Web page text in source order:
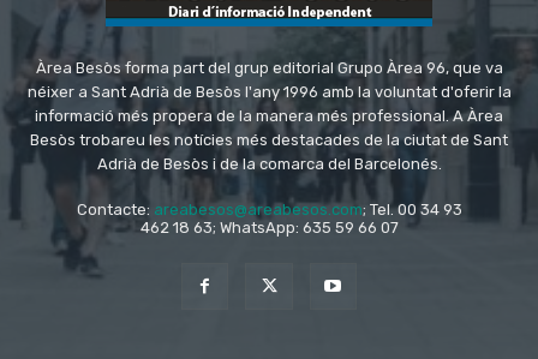
Àrea Besòs forma part del grup editorial Grupo Àrea 96, que va
néixer a Sant Adrià de Besòs l'any 1996 amb la voluntat d'oferir la
informació més propera de la manera més professional. A Àrea
Besòs trobareu les notícies més destacades de la ciutat de Sant
Adrià de Besòs i de la comarca del Barcelonés.
Contacte: areabesos@areabesos.com; Tel. 00 34 93
462 18 63; WhatsApp: 635 59 66 07